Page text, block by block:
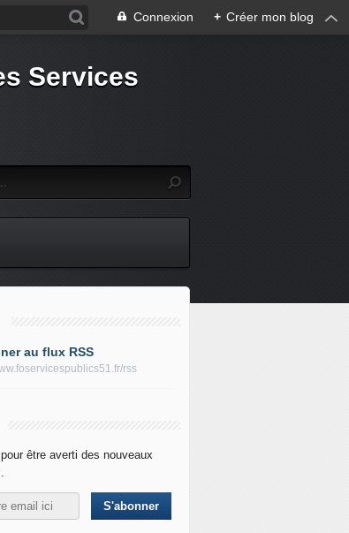
Connexion + Créer mon blog
Services
au flux RSS
rss
être averti des nouveaux